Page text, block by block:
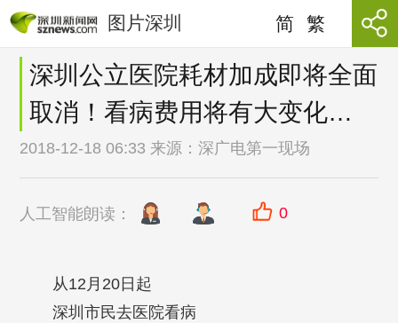
图片深圳 简 繁
深圳公立医院耗材加成即将全面
取消！看病费用将有大变化…
2018-12-18 06:33 来源：深广电第一现场
人工智能朗读： 0
从12月20日起
深圳市民去医院看病